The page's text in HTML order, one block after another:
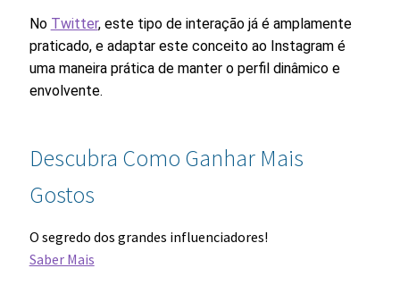
No Twitter, este tipo de interação já é amplamente
praticado, e adaptar este conceito ao Instagram é
uma maneira prática de manter o perfil dinâmico e
envolvente.
Descubra Como Ganhar Mais
Gostos
O segredo dos grandes influenciadores!
Saber Mais